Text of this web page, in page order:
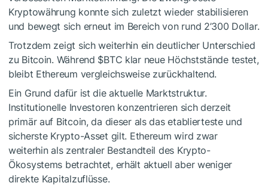
Kryptowährung konnte sich zuletzt wieder stabilisieren
und bewegt sich erneut im Bereich von rund 2’300 Dollar.
Trotzdem zeigt sich weiterhin ein deutlicher Unterschied
zu Bitcoin. Während $BTC klar neue Höchststände testet,
bleibt Ethereum vergleichsweise zurückhaltend.
Ein Grund dafür ist die aktuelle Marktstruktur.
Institutionelle Investoren konzentrieren sich derzeit
primär auf Bitcoin, da dieser als das etablierteste und
sicherste Krypto-Asset gilt. Ethereum wird zwar
weiterhin als zentraler Bestandteil des Krypto-
Ökosystems betrachtet, erhält aktuell aber weniger
direkte Kapitalzuflüsse.